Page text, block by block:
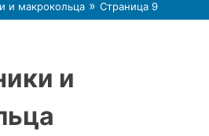
магазин фототехники
фотоаксессуаров foto-
Корзина пуста.
и макрокольца » Страница 9
и